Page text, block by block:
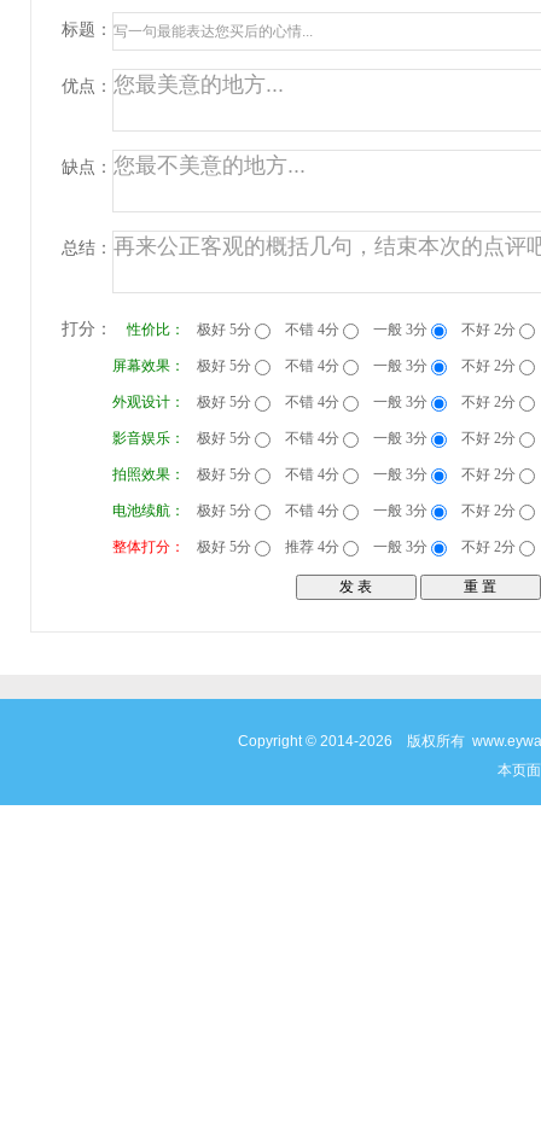
标题：
优点：
缺点：
总结：
打分： 性价比： 极好 5分 不错 4分 一般 3分 不好 2分
屏幕效果： 极好 5分 不错 4分 一般 3分 不好 2分
外观设计： 极好 5分 不错 4分 一般 3分 不好 2分
影音娱乐： 极好 5分 不错 4分 一般 3分 不好 2分
拍照效果： 极好 5分 不错 4分 一般 3分 不好 2分
电池续航： 极好 5分 不错 4分 一般 3分 不好 2分
整体打分： 极好 5分 推荐 4分 一般 3分 不好 2分
Copyright © 2014-2026 版权所有
本页